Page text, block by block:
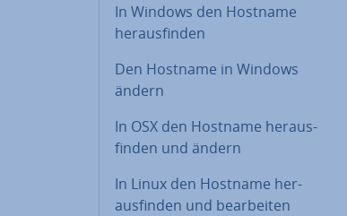
In Windows den Hostname
her­aus­fin­den
Den Hostname in Windows
ändern
In OSX den Hostname her­aus­
fin­den und ändern
In Linux den Hostname her­
aus­fin­den und be­ar­bei­ten